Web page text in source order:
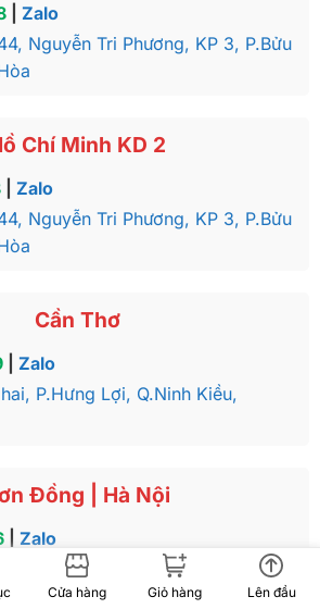
| Zalo
Nguyễn Tri Phương, KP 3, P.Bửu
Chí Minh KD 2
| Zalo
Nguyễn Tri Phương, KP 3, P.Bửu
Cần Thơ
| Zalo
P.Hưng Lợi, Q.Ninh Kiều,
Đồng | Hà Nội
| Zalo
Hoài Đức, Hà Nội
Cửa hàng Giỏ hàng Lên đầu